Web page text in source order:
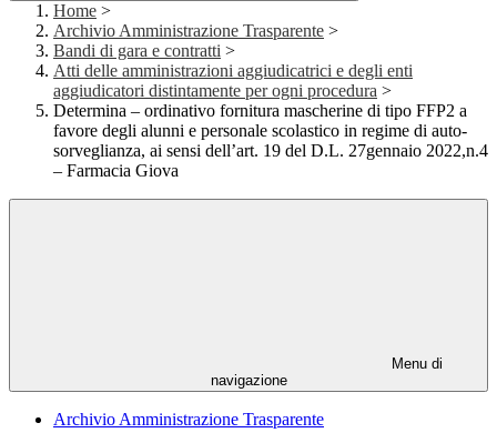
Home >
Archivio Amministrazione Trasparente >
Bandi di gara e contratti >
Atti delle amministrazioni aggiudicatrici e degli enti
aggiudicatori distintamente per ogni procedura >
Determina – ordinativo fornitura mascherine di tipo FFP2 a
favore degli alunni e personale scolastico in regime di auto-
sorveglianza, ai sensi dell’art. 19 del D.L. 27gennaio 2022,n.4
– Farmacia Giova
Menu di
navigazione
Archivio Amministrazione Trasparente